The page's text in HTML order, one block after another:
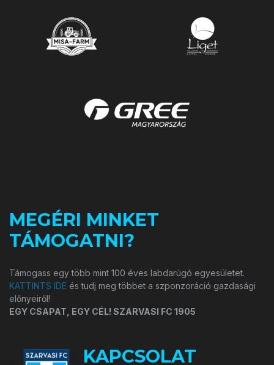
MEGÉRI MINKET
TÁMOGATNI?
Támogass egy több mint 100 éves labdarúgó egyesületet.
KATTINTS IDE és tudj meg többet a szponzoráció gazdasági
előnyeiről!
EGY CSAPAT, EGY CÉL! SZARVASI FC 1905
KAPCSOLAT